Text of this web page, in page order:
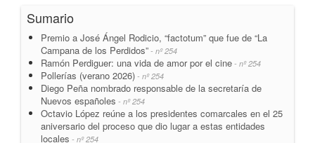
Sumario
Premio a José Ángel Rodicio, “factotum” que fue de “La
Campana de los Perdidos” - nº 254
Ramón Perdiguer: una vida de amor por el cine - nº 254
Pollerías (verano 2026) - nº 254
Diego Peña nombrado responsable de la secretaría de
Nuevos españoles - nº 254
Octavio López reúne a los presidentes comarcales en el 25
aniversario del proceso que dio lugar a estas entidades
locales - nº 254